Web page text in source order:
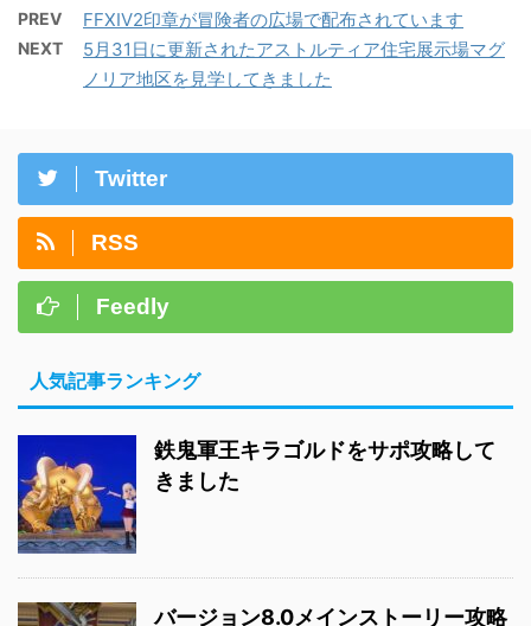
PREV FFXIV2印章が冒険者の広場で配布されています
NEXT
5月31日に更新されたアストルティア住宅展示場マグ
ノリア地区を見学してきました
Twitter
RSS
Feedly
人気記事ランキング
鉄鬼軍王キラゴルドをサポ攻略して
きました
バージョン8.0メインストーリー攻略